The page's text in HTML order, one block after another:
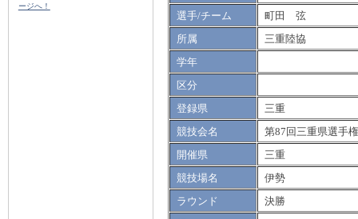
ージへ！
選手/チーム
町田 弦
所属
三重陸協
学年
区分
登録県
三重
競技会名
第87回三重県選手権
開催県
三重
競技場名
伊勢
ラウンド
決勝